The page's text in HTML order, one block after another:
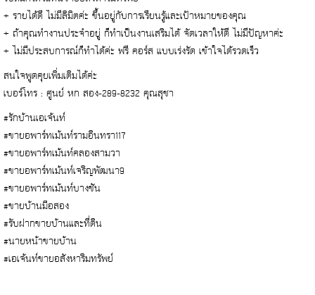
+ รายได้ดี ไม่มีลิมิตค่ะ ขึ้นอยู่กับการเรียนรู้และเป้าหมายของคุณ
+ ถ้าคุณทำงานประจำอยู่ ก็ทำเป็นงานเสริมได้ จัดเวลาให้ดี ไม่มีปัญหาค่ะ
+ ไม่มีประสบการณ์ก็ทำได้ค่ะ ฟรี คอร์ส แบบเร่งรัด เข้าใจได้รวดเร็ว
สนใจพูดคุยเพิ่มเติมได้ค่ะ
เบอร์โทร : ศูนย์ หก สอง-289-8232 คุณสุชา
#รักบ้านเอเจ้นท์
#ขายอพาร์ทเม้นท์รามอินทรา117
#ขายอพาร์ทเม้นท์คลองสามวา
#ขายอพาร์ทเม้นท์เจริญพัฒนา9
#ขายอพาร์ทเม้นท์บางชัน
#ขายบ้านมือสอง
#รับฝากขายบ้านและที่ดิน
#นายหน้าขายบ้าน
#เอเจ้นท์ขายอสังหาริมทรัพย์